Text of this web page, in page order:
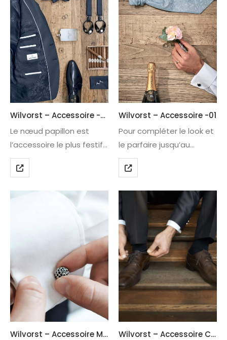
Wilvorst – Accessoire -02
Le nœud papillon est
l’accessoire le plus festif
comme «parure pour
hommes». Il est
cravate ou la lavallière.
Combiné à une paire de
Wilvorst – Accessoire -01
Pour compléter le look et
le parfaire jusqu’au
moindre détail des
boutons de manchette
entendu, indispensables.
Avec cette large gamme
de «bijoux de manche» le
marié, le témoin,…
Wilvorst – Accessoire M215
Wilvorst – Accessoire CH115